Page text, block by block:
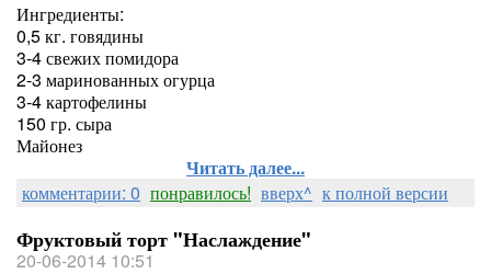
Ингредиенты:
0,5 кг. говядины
3-4 свежих помидора
2-3 маринованных огурца
3-4 картофелины
150 гр. сыра
Майонез
Читать далее...
комментарии: 0 понравилось! вверх^ к полной версии
Фруктовый торт "Наслаждение"
20-06-2014 10:51